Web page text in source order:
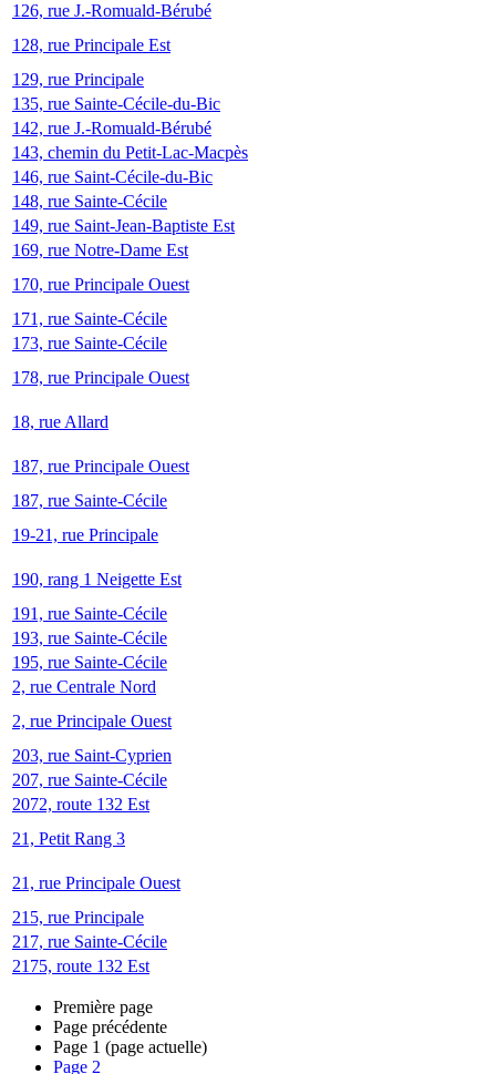
126, rue J.-Romuald-Bérubé
128, rue Principale Est
129, rue Principale
135, rue Sainte-Cécile-du-Bic
142, rue J.-Romuald-Bérubé
143, chemin du Petit-Lac-Macpès
146, rue Saint-Cécile-du-Bic
148, rue Sainte-Cécile
149, rue Saint-Jean-Baptiste Est
169, rue Notre-Dame Est
170, rue Principale Ouest
171, rue Sainte-Cécile
173, rue Sainte-Cécile
178, rue Principale Ouest
18, rue Allard
187, rue Principale Ouest
187, rue Sainte-Cécile
19-21, rue Principale
190, rang 1 Neigette Est
191, rue Sainte-Cécile
193, rue Sainte-Cécile
195, rue Sainte-Cécile
2, rue Centrale Nord
2, rue Principale Ouest
203, rue Saint-Cyprien
207, rue Sainte-Cécile
2072, route 132 Est
21, Petit Rang 3
21, rue Principale Ouest
215, rue Principale
217, rue Sainte-Cécile
2175, route 132 Est
Première page
Page précédente
Page 1 (page actuelle)
Page 2